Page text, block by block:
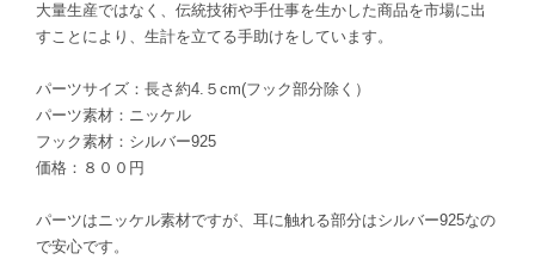
大量生産ではなく、伝統技術や手仕事を生かした商品を市場に出
すことにより、生計を立てる手助けをしています。
パーツサイズ：長さ約4.５cm(フック部分除く）
パーツ素材：ニッケル
フック素材：シルバー925
価格：８００円
パーツはニッケル素材ですが、耳に触れる部分はシルバー925なの
で安心です。